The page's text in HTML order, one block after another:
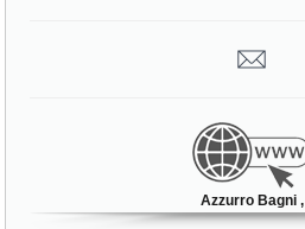
Azzurro Bagni ,